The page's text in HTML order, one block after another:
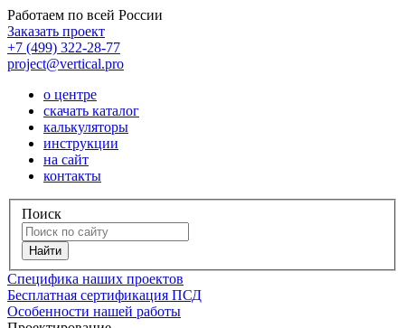
Работаем по всей России
Заказать проект
+7 (499) 322-28-77
project@vertical.pro
о центре
скачать каталог
калькуляторы
инструкции
на сайт
контакты
Поиск
Специфика наших проектов
Бесплатная сертификация ПСД
Особенности нашей работы